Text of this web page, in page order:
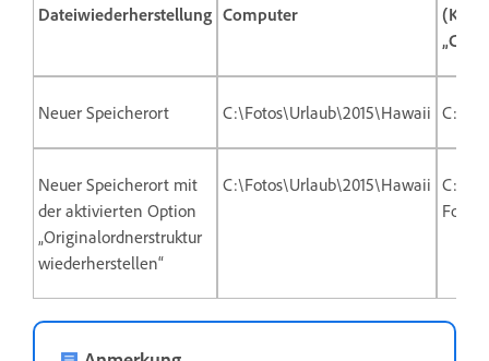
Dateiwiederherstellung Computer
Neuer Speicherort C:\Fotos\Urlaub\2015\Hawaii
Neuer Speicherort mit
der aktivierten Option
„Originalordnerstruktur
wiederherstellen“
C:\Fotos\Urlaub\2015\Hawaii